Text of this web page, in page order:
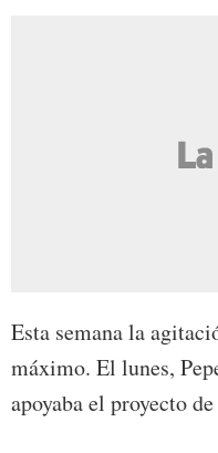
Esta semana la
máximo. El lunes,
apoyaba el proyecto